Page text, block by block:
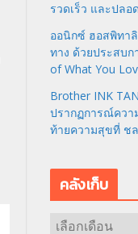
รวดเร็ว และปล
ออนิกซ์ ฮอสพิทา
ทาง ด้วยประสบ
of What You
Brother INK
ปรากฏการณ์ควา
ท้ายความสุขที่ ช
คลังเก็บ